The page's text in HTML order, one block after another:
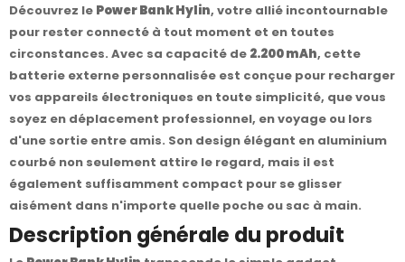
Découvrez le Power Bank Hylin, votre allié incontournable
pour rester connecté à tout moment et en toutes
circonstances. Avec sa capacité de 2.200 mAh, cette
batterie externe personnalisée est conçue pour recharger
vos appareils électroniques en toute simplicité, que vous
soyez en déplacement professionnel, en voyage ou lors
d'une sortie entre amis. Son design élégant en aluminium
courbé non seulement attire le regard, mais il est
également suffisamment compact pour se glisser
aisément dans n'importe quelle poche ou sac à main.
Description générale du produit